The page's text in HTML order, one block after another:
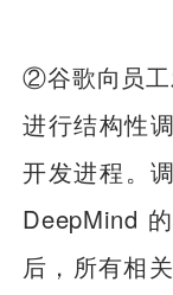
②谷歌向员工
进行结构性
开发进程。
DeepMind
后，所有相